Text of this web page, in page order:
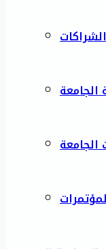
الجامعة
الجامعة